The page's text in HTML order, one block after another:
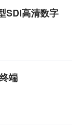
SDI高清数字
端